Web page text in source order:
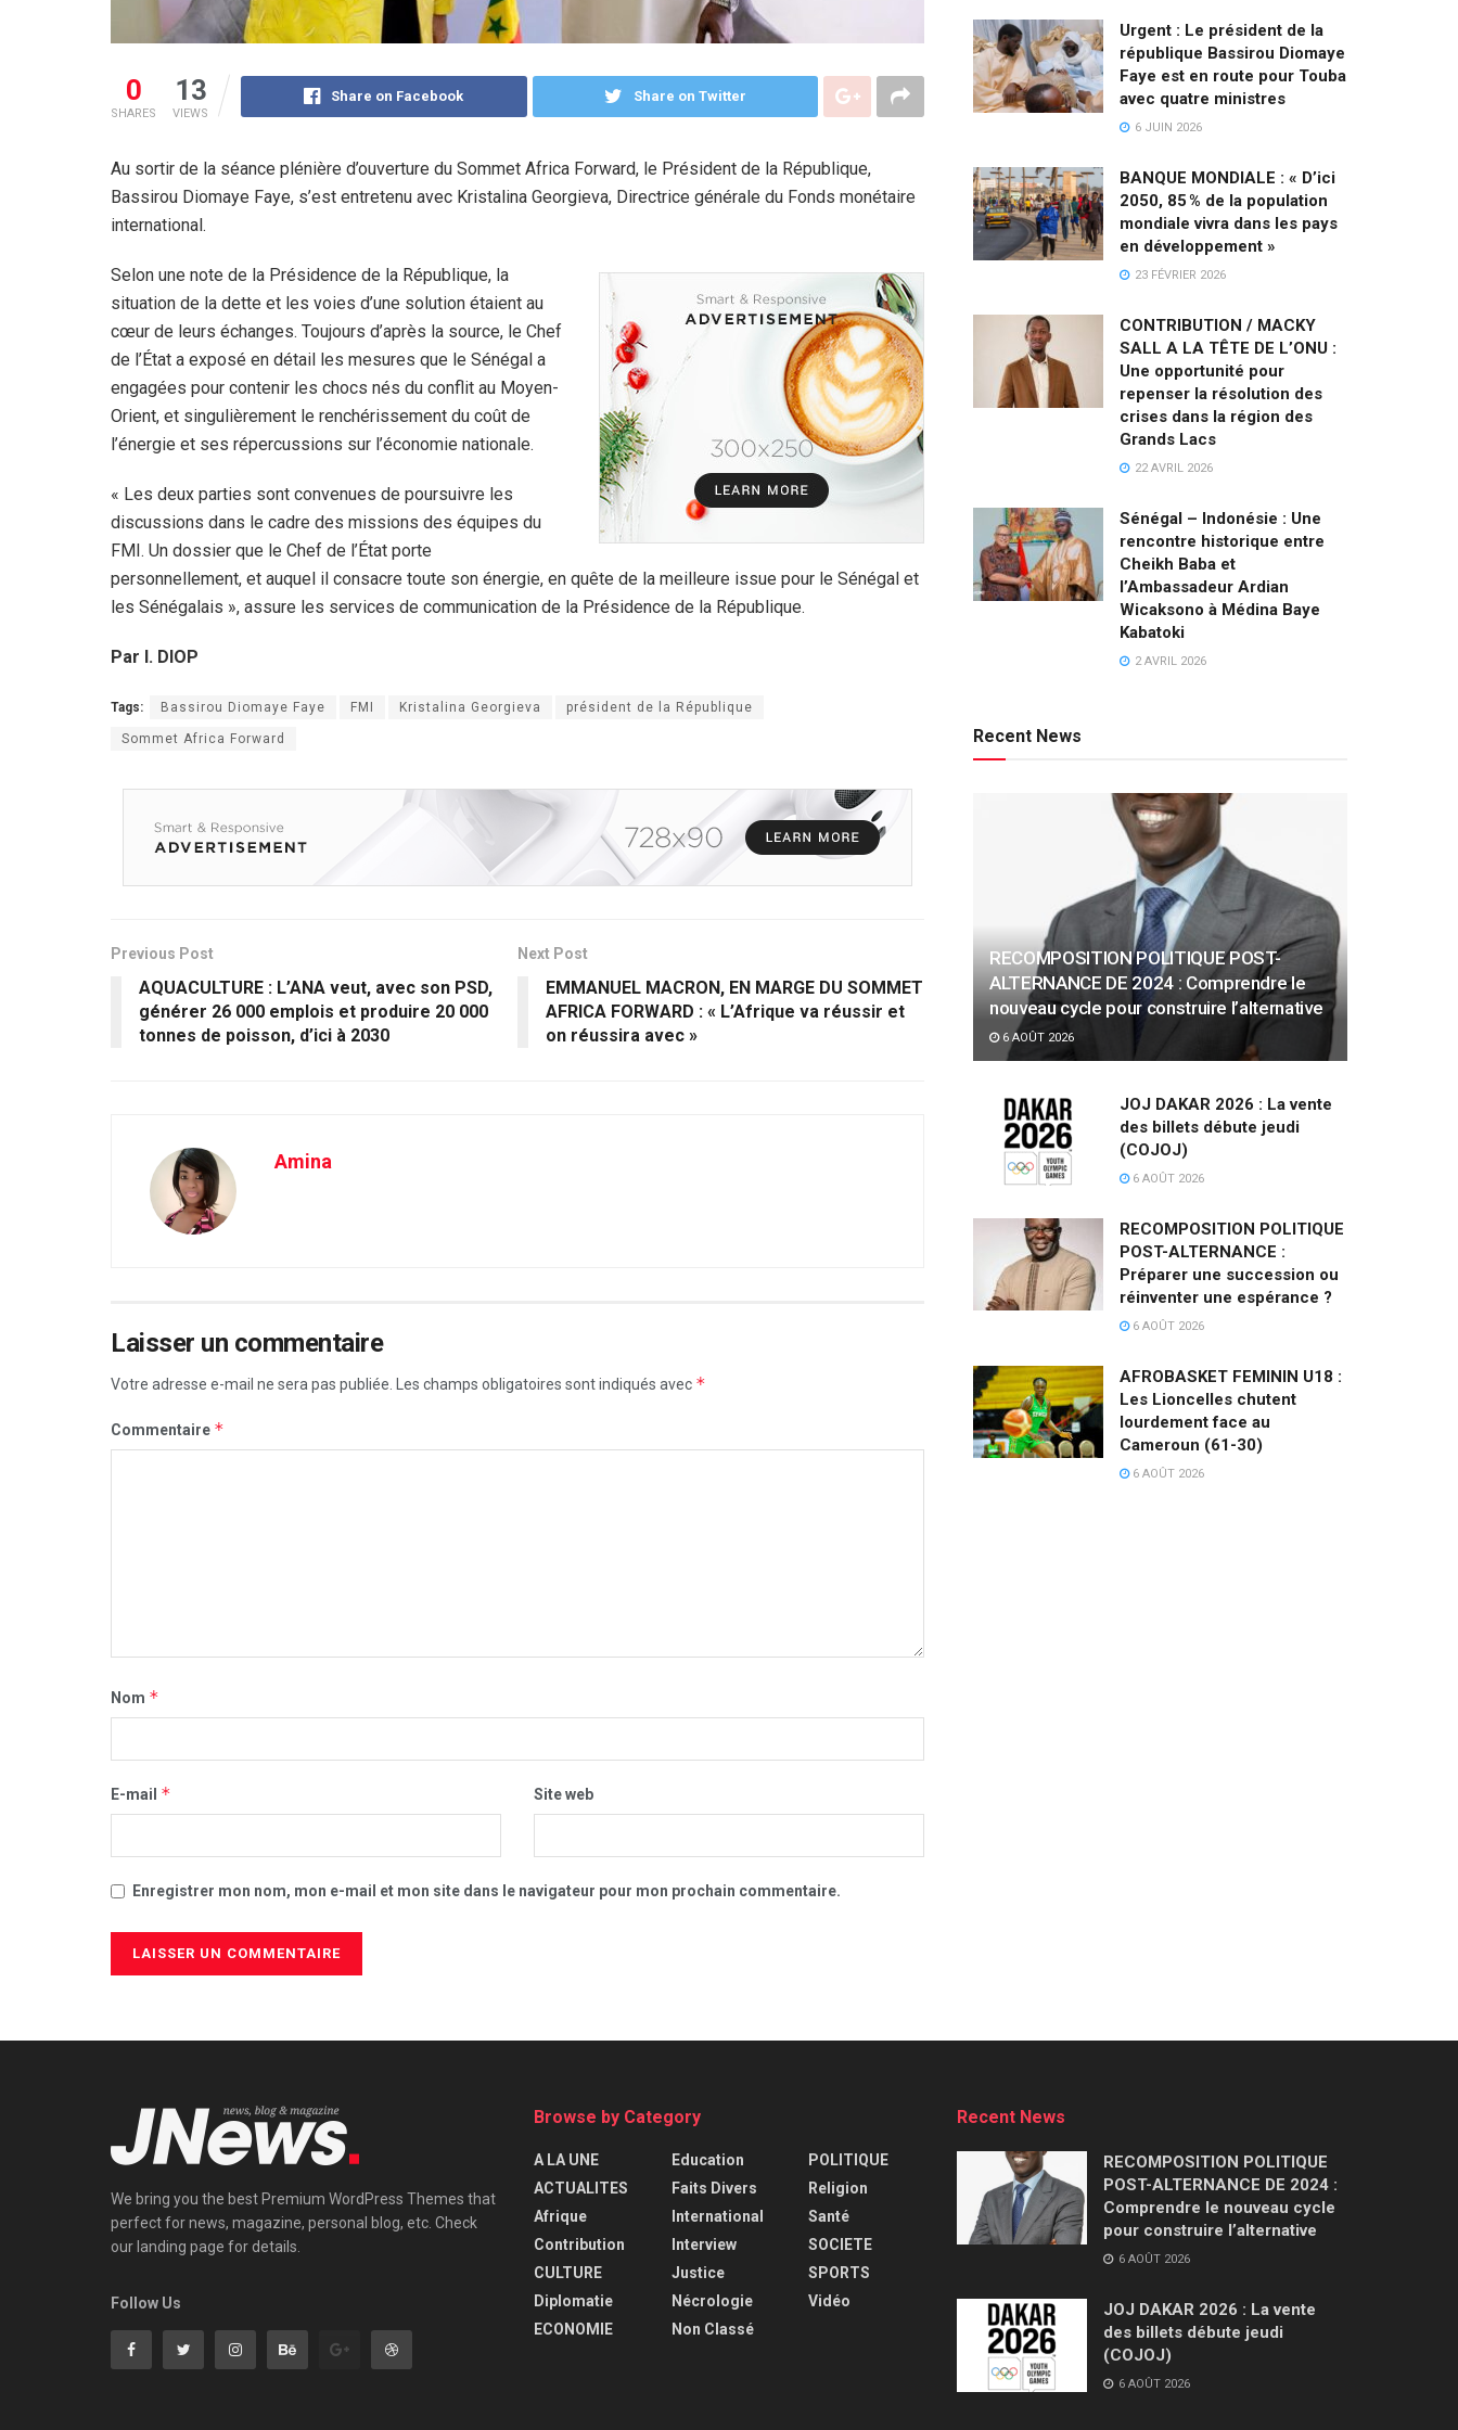
0
SHARES
13
VIEWS
Share on Facebook Share on Twitter
Au sortir de la séance plénière d’ouverture du Sommet Africa Forward, le Président de la République,
Bassirou Diomaye Faye, s’est entretenu avec Kristalina Georgieva, Directrice générale du Fonds monétaire
international.
Selon une note de la Présidence de la République, la
situation de la dette et les voies d’une solution étaient au
cœur de leurs échanges. Toujours d’après la source, le Chef
de l’État a exposé en détail les mesures que le Sénégal a
engagées pour contenir les chocs nés du conflit au Moyen-
Orient, et singulièrement le renchérissement du coût de
l’énergie et ses répercussions sur l’économie nationale.
« Les deux parties sont convenues de poursuivre les
discussions dans le cadre des missions des équipes du
FMI. Un dossier que le Chef de l’État porte
personnellement, et auquel il consacre toute son énergie, en quête de la meilleure issue pour le Sénégal et
les Sénégalais », assure les services de communication de la Présidence de la République.
Par I. DIOP
Tags: Bassirou Diomaye Faye FMI Kristalina Georgieva président de la République
Sommet Africa Forward
Previous Post
AQUACULTURE : L’ANA veut, avec son PSD,
générer 26 000 emplois et produire 20 000
tonnes de poisson, d’ici à 2030
Next Post
EMMANUEL MACRON, EN MARGE DU SOMMET
AFRICA FORWARD : « L’Afrique va réussir et
on réussira avec »
Amina
Laisser un commentaire
Votre adresse e-mail ne sera pas publiée. Les champs obligatoires sont indiqués avec *
Commentaire *
Nom *
E-mail * Site web
Enregistrer mon nom, mon e-mail et mon site dans le navigateur pour mon prochain commentaire.
Urgent : Le président de la
république Bassirou Diomaye
Faye est en route pour Touba
avec quatre ministres
6 JUIN 2026
BANQUE MONDIALE : « D’ici
2050, 85 % de la population
mondiale vivra dans les pays
en développement »
23 FÉVRIER 2026
CONTRIBUTION / MACKY
SALL A LA TÊTE DE L’ONU :
Une opportunité pour
repenser la résolution des
crises dans la région des
Grands Lacs
22 AVRIL 2026
Sénégal – Indonésie : Une
rencontre historique entre
Cheikh Baba et
l’Ambassadeur Ardian
Wicaksono à Médina Baye
Kabatoki
2 AVRIL 2026
Recent News
RECOMPOSITION POLITIQUE POST-
ALTERNANCE DE 2024 : Comprendre le
nouveau cycle pour construire l’alternative
6 AOÛT 2026
JOJ DAKAR 2026 : La vente
des billets débute jeudi
(COJOJ)
6 AOÛT 2026
RECOMPOSITION POLITIQUE
POST-ALTERNANCE :
Préparer une succession ou
réinventer une espérance ?
6 AOÛT 2026
AFROBASKET FEMININ U18 :
Les Lioncelles chutent
lourdement face au
Cameroun (61-30)
6 AOÛT 2026
We bring you the best Premium WordPress Themes that
perfect for news, magazine, personal blog, etc. Check
our landing page for details.
Follow Us
Browse by Category
A LA UNE
ACTUALITES
Afrique
Contribution
CULTURE
Diplomatie
ECONOMIE
Education
Faits Divers
International
Interview
Justice
Nécrologie
Non Classé
POLITIQUE
Religion
Santé
SOCIETE
SPORTS
Vidéo
Recent News
RECOMPOSITION POLITIQUE
POST-ALTERNANCE DE 2024 :
Comprendre le nouveau cycle
pour construire l’alternative
6 AOÛT 2026
JOJ DAKAR 2026 : La vente
des billets débute jeudi
(COJOJ)
6 AOÛT 2026